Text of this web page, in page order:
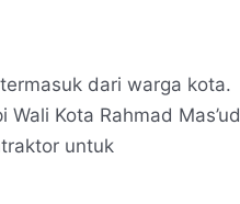
dari warga kota.
Kota Rahmad Mas’ud
untuk